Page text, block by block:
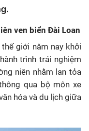
ven biển Đài Loan
giới năm nay khởi
trình trải nghiệm
niên nhằm lan tỏa
qua bộ môn xe
hóa và du lịch giữa